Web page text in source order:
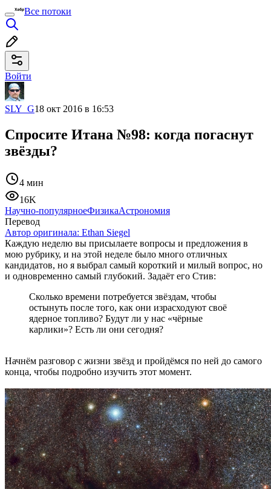
Все потоки
Войти
SLY_G18 окт 2016 в 16:53
Спросите Итана №98: когда погаснут
звёзды?
4 мин
16K
Научно-популярноеФизикаАстрономия
Перевод
Автор оригинала: Ethan Siegel
Каждую неделю вы присылаете вопросы и предложения в
мою рубрику, и на этой неделе было много отличных
кандидатов, но я выбрал самый короткий и милый вопрос, но
и одновременно самый глубокий. Задаёт его Стив:
Сколько времени потребуется звёздам, чтобы
остынуть после того, как они израсходуют своё
ядерное топливо? Будут ли у нас «чёрные
карлики»? Есть ли они сегодня?
Начнём разговор с жизни звёзд и пройдёмся по ней до самого
конца, чтобы подробно изучить этот момент.